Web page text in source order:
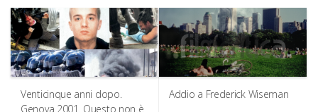
Venticinque anni dopo.
Genova 2001. Questo non è
Addio a Frederick Wiseman